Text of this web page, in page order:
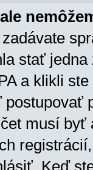
stať
a klikli
postupovať
musí
Keď